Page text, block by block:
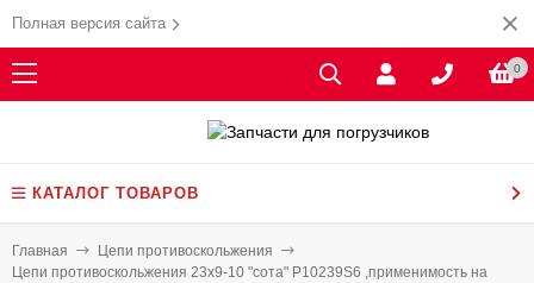
Полная версия сайта
0
КАТАЛОГ ТОВАРОВ
Главная
Цепи противоскольжения
Цепи противоскольжения 23x9-10 "сота" P10239S6 ,применимость на